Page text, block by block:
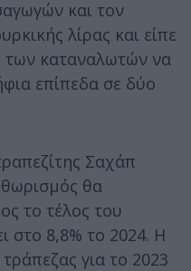
και τον
λίρας και είπε
των καταναλωτών να
επίπεδα σε δύο
Σαχάπ
θα
το τέλος του
στο 8,8% το 2024. Η
για το 2023